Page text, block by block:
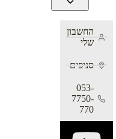
החשבון
שלי
סניפים
053-
7750-
770